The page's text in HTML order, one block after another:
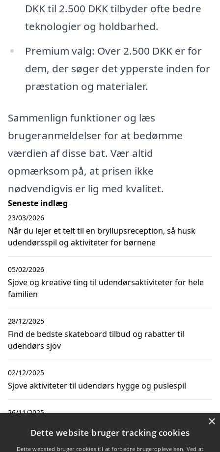
DKK til 2.500 DKK tilbyder ofte bedre
teknologier og holdbarhed.
Premium valg: Over 2.500 DKK er for
dem, der søger det ypperste inden for
præstation og materialer.
Sammenlign funktioner og læs
brugeranmeldelser for at bedømme
værdien af disse bat. Vær altid
opmærksom på, at prisen ikke
nødvendigvis er lig med kvalitet.
Seneste indlæg
Når du lejer et telt til en bryllupsreception, så husk
udendørsspil og aktiviteter for børnene
23/03/2026
Sjove og kreative ting til udendørsaktiviteter for hele
familien
05/02/2026
Find de bedste skateboard tilbud og rabatter til
udendørs sjov
28/12/2025
Sjove aktiviteter til udendørs hygge og puslespil
02/12/2025
fødselsdagsgaver
26/11/2025
×
Dette website bruger tracking cookies
Dette websted bruger cookies til at forbedre brugeroplevelsen. Ved at